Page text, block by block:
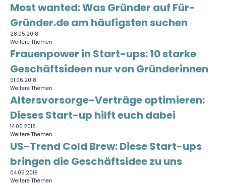
Most wanted: Was Gründer auf Für-
Gründer.de am häufigsten suchen
28.05.2018
Weitere Themen
Frauenpower in Start-ups: 10 starke
Geschäftsideen nur von Gründerinnen
01.06.2018
Weitere Themen
Altersvorsorge-Verträge optimieren:
Dieses Start-up hilft euch dabei
14.05.2018
Weitere Themen
US-Trend Cold Brew: Diese Start-ups
bringen die Geschäftsidee zu uns
04.05.2018
Weitere Themen